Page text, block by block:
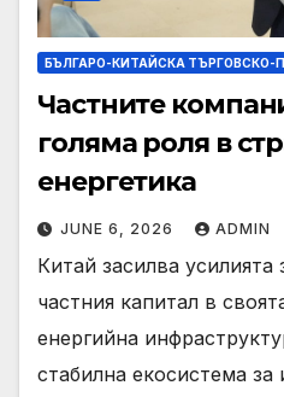
БЪЛГАРО-КИТАЙСКА
Частните
голяма роля в
енергетика
JUNE 6, 2026 ADMIN
Китай засилва усилията
частния капитал в
енергийна
стабилна екосистема